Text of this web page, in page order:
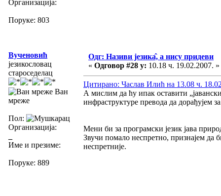
Организација:
Поруке: 803
Вученовић
језикословац
староседелац
Ван
мреже
Пол:
Организација:
Име и презиме:
Поруке: 889
Одг: Називи језика̂, а нису придеви
« Одговор #28 у: 10.18 ч. 19.02.2007. »
Цитирано: Часлав Илић на 13.08 ч.
А мислим да ћу ипак оставити
инфраструктуре превода да дорађујем
Мени би за програмски језик јава
Звучи помало неспретно, признајем да
неспретније.